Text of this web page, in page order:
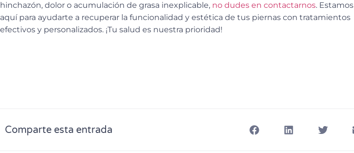
hinchazón, dolor o acumulación de grasa inexplicable, no dudes en contactarnos. Estamos
aquí para ayudarte a recuperar la funcionalidad y estética de tus piernas con tratamientos
efectivos y personalizados. ¡Tu salud es nuestra prioridad!
Comparte esta entrada